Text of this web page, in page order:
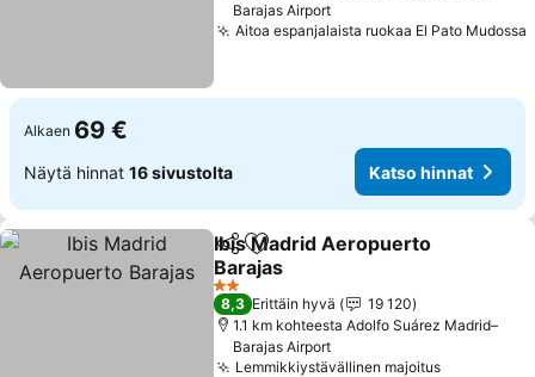
Barajas Airport
Aitoa espanjalaista ruokaa El Pato Mudossa
Alkaen 69 €
Näytä hinnat 16 sivustolta Katso hinnat
Jaa Lisää suosikkeihin
Ibis Madrid Aeropuerto
Barajas
2 Tähtiluokitus
8,3 Erittäin hyvä
19 120
1.1 km kohteesta Adolfo Suárez Madrid–
Barajas Airport
Lemmikkiystävällinen majoitus